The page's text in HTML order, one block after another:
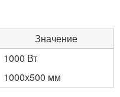
Значение
1000 Вт
1000х500 мм